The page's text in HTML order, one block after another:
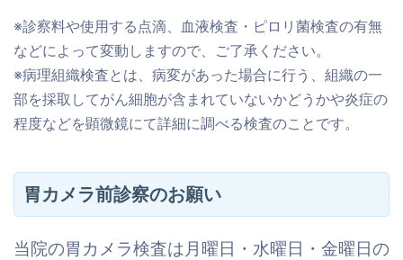
※診察料や使用する点滴、血液検査・ピロリ菌検査の有無
などによって変動しますので、ご了承ください。
※病理組織検査とは、病変があった場合に行う、組織の一
部を採取してがん細胞が含まれていないかどうかや炎症の
程度などを顕微鏡にて詳細に調べる検査のことです。
胃カメラ前診察のお願い
当院の胃カメラ検査は月曜日・水曜日・金曜日の